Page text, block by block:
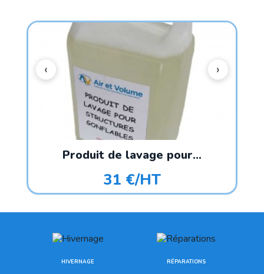
Produit de lavage pour...
31 €/HT
HIVERNAGE RÉPARATIONS